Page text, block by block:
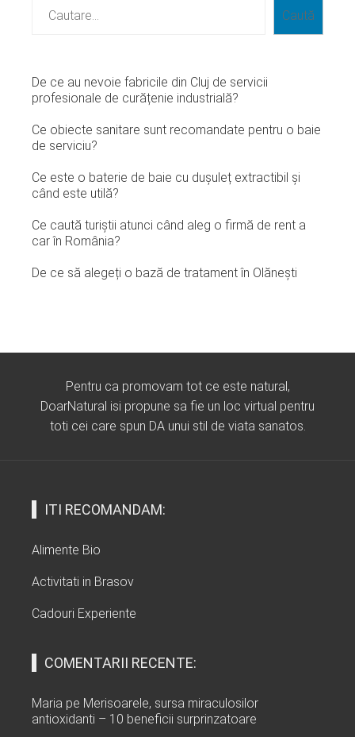
Caută
De ce au nevoie fabricile din Cluj de servicii
profesionale de curățenie industrială?
Ce obiecte sanitare sunt recomandate pentru o baie
de serviciu?
Ce este o baterie de baie cu dușuleț extractibil și
când este utilă?
Ce caută turiștii atunci când aleg o firmă de rent a
car în România?
De ce să alegeți o bază de tratament în Olănești
Pentru ca promovam tot ce este natural,
DoarNatural isi propune sa fie un loc virtual pentru
toti cei care spun DA unui stil de viata sanatos.
ITI RECOMANDAM:
Alimente Bio
Activitati in Brasov
Cadouri Experiente
COMENTARII RECENTE:
Maria pe Merisoarele, sursa miraculosilor
antioxidanti – 10 beneficii surprinzatoare